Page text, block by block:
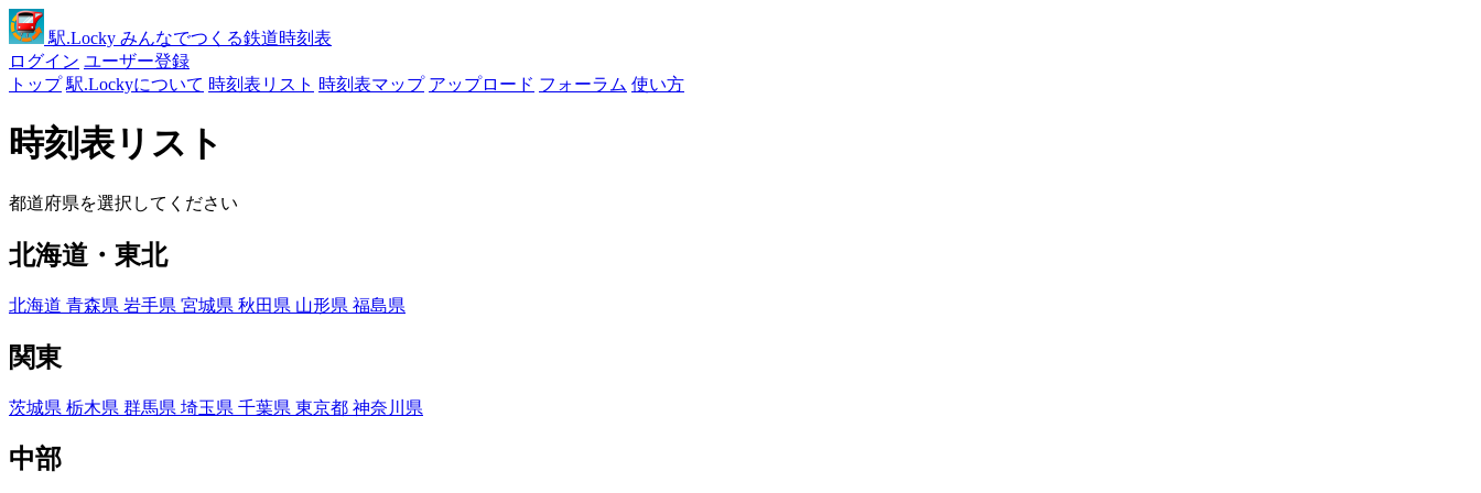
駅.Locky みんなでつくる鉄道時刻表
ログイン ユーザー登録
トップ 駅.Lockyについて 時刻表リスト 時刻表マップ アップロード フォーラム 使い方
時刻表リスト
都道府県を選択してください
北海道・東北
北海道 青森県 岩手県 宮城県 秋田県 山形県 福島県
関東
茨城県 栃木県 群馬県 埼玉県 千葉県 東京都 神奈川県
中部